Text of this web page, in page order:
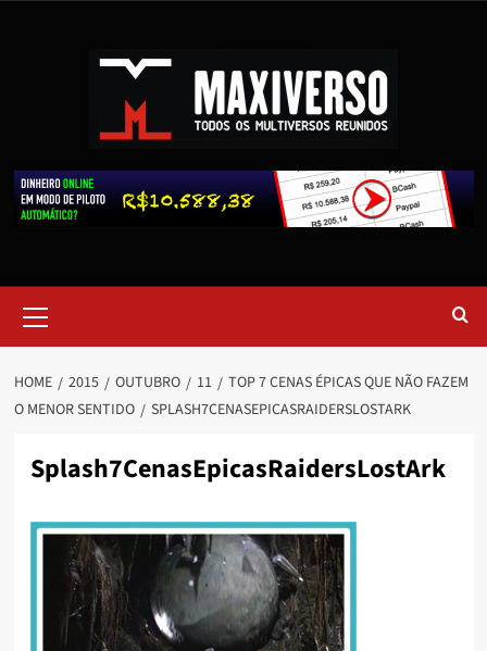
HOME 2015 OUTUBRO 11
TOP 7 CENAS ÉPICAS QUE NÃO FAZEM
O MENOR SENTIDO
SPLASH7CENASEPICASRAIDERSLOSTARK
Splash7CenasEpicasRaidersLostArk